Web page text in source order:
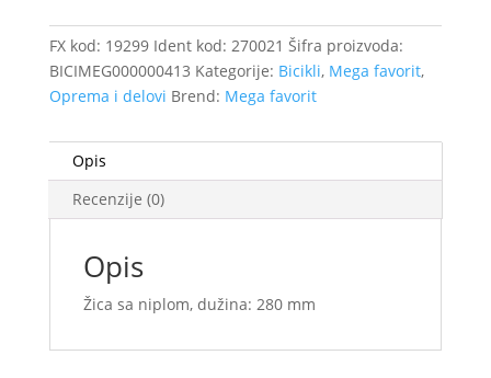
mm
/19299
količina
FX kod: 19299 Ident kod: 270021 Šifra proizvoda:
BICIMEG000000413 Kategorije: Bicikli, Mega favorit,
Oprema i delovi Brend: Mega favorit
Opis
Recenzije (0)
Opis
Žica sa niplom, dužina: 280 mm